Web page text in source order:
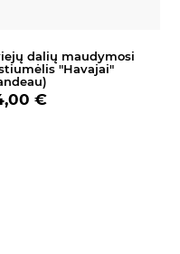
dalių maudymosi
"Havajai"
€